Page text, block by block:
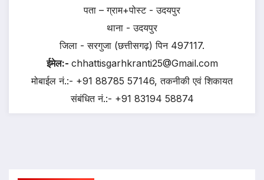
पता – ग्राम+पोस्ट - उदयपुर
थाना - उदयपुर
जिला - सरगुजा (छत्तीसगढ़) पिन 497117.
ईमेल:- chhattisgarhkranti25@Gmail.com
मोबाईल नं.:- +91 88785 57146, तकनीकी एवं शिकायत
संबंधित नं.:- +91 83194 58874